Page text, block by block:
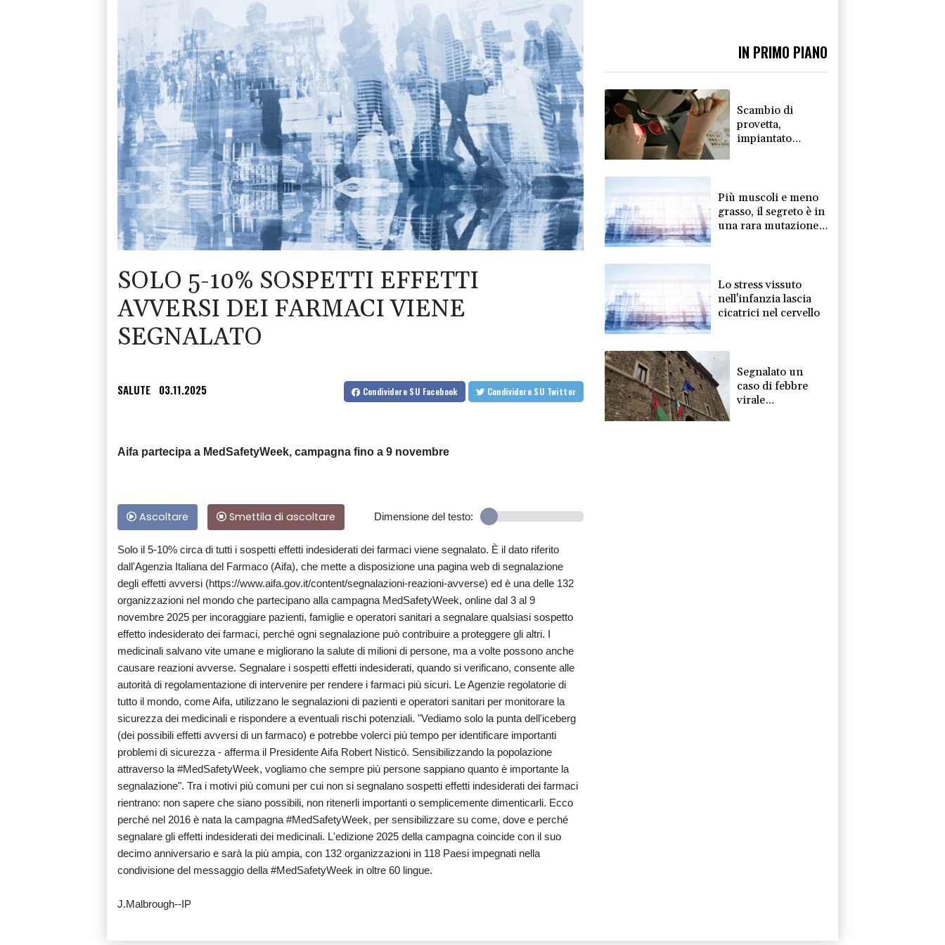
SOLO 5-10% SOSPETTI EFFETTI
AVVERSI DEI FARMACI VIENE
SEGNALATO
SALUTE 03.11.2025 Condividere SU Facebook Condividere SU Twitter
Aifa partecipa a MedSafetyWeek, campagna fino a 9 novembre
Ascoltare Smettila di ascoltare Dimensione del testo:
Solo il 5-10% circa di tutti i sospetti effetti indesiderati dei farmaci viene segnalato. È il dato riferito
dall'Agenzia Italiana del Farmaco (Aifa), che mette a disposizione una pagina web di segnalazione
degli effetti avversi (https://www.aifa.gov.it/content/segnalazioni-reazioni-avverse) ed è una delle 132
organizzazioni nel mondo che partecipano alla campagna MedSafetyWeek, online dal 3 al 9
novembre 2025 per incoraggiare pazienti, famiglie e operatori sanitari a segnalare qualsiasi sospetto
effetto indesiderato dei farmaci, perché ogni segnalazione può contribuire a proteggere gli altri. I
medicinali salvano vite umane e migliorano la salute di milioni di persone, ma a volte possono anche
causare reazioni avverse. Segnalare i sospetti effetti indesiderati, quando si verificano, consente alle
autorità di regolamentazione di intervenire per rendere i farmaci più sicuri. Le Agenzie regolatorie di
tutto il mondo, come Aifa, utilizzano le segnalazioni di pazienti e operatori sanitari per monitorare la
sicurezza dei medicinali e rispondere a eventuali rischi potenziali. "Vediamo solo la punta dell'iceberg
(dei possibili effetti avversi di un farmaco) e potrebbe volerci più tempo per identificare importanti
problemi di sicurezza - afferma il Presidente Aifa Robert Nisticò. Sensibilizzando la popolazione
attraverso la #MedSafetyWeek, vogliamo che sempre più persone sappiano quanto è importante la
segnalazione". Tra i motivi più comuni per cui non si segnalano sospetti effetti indesiderati dei farmaci
rientrano: non sapere che siano possibili, non ritenerli importanti o semplicemente dimenticarli. Ecco
perché nel 2016 è nata la campagna #MedSafetyWeek, per sensibilizzare su come, dove e perché
segnalare gli effetti indesiderati dei medicinali. L'edizione 2025 della campagna coincide con il suo
decimo anniversario e sarà la più ampia, con 132 organizzazioni in 118 Paesi impegnati nella
condivisione del messaggio della #MedSafetyWeek in oltre 60 lingue.
J.Malbrough--IP
IN PRIMO PIANO
Scambio di
provetta,
impiantato
Milano
Più muscoli e meno
grasso, il segreto è in
una rara mutazione
Lo stress vissuto
nell'infanzia lascia
cicatrici nel cervello
Segnalato un
caso di febbre
virale